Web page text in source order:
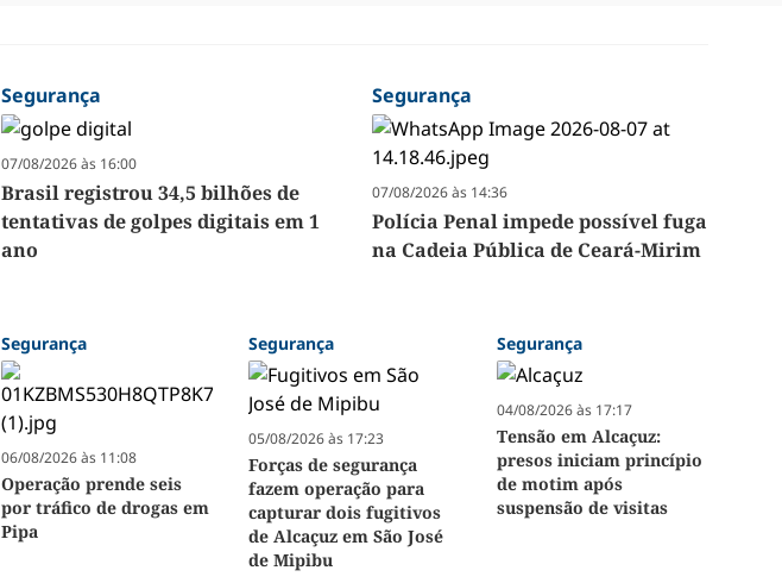
Segurança
07/08/2026 às 16:00
Brasil registrou 34,5 bilhões de
tentativas de golpes digitais em 1
ano
Segurança
07/08/2026 às 14:36
Polícia Penal impede possível fuga
na Cadeia Pública de Ceará-Mirim
Segurança
06/08/2026 às 11:08
Operação prende seis
por tráfico de drogas em
Pipa
Segurança
05/08/2026 às 17:23
Forças de segurança
fazem operação para
capturar dois fugitivos
de Alcaçuz em São José
de Mipibu
Segurança
04/08/2026 às 17:17
Tensão em Alcaçuz:
presos iniciam princípio
de motim após
suspensão de visitas